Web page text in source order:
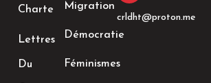
Charte
Lettres
Du
Migration
Démocratie
Féminismes
crldht@proton.me